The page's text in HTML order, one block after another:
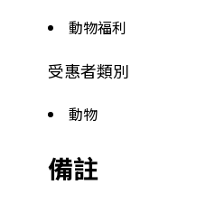
動物福利
受惠者類別
動物
備註